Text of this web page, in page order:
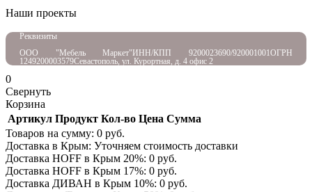
Наши проекты
Реквизиты
ООО "Мебель Маркет"ИНН/КПП 9200023690/920001001ОГРН
1249200003579Севастополь, ул. Курортная, д. 4 офис 2
0
Свернуть
Корзина
Артикул Продукт Кол-во Цена Сумма
Товаров на сумму: 0 руб.
Доставка в Крым: Уточняем стоимость доставки
Доставка HOFF в Крым 20%: 0 руб.
Доставка HOFF в Крым 17%: 0 руб.
Доставка ДИВАН в Крым 10%: 0 руб.